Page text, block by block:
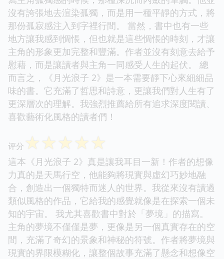
沒有誇張地去渲染孤獨，而是用一種平靜的方式，將
那份孤寂感注入到字裡行間。 當然，書中也有一些
地方讓我感到惆悵，但也就是這些惆悵的時刻，才讓
主角的形象更加完整和豐滿。作者並沒有刻意去給予
慰藉，而是讓讀者與主角一同感受人生的起伏。 總
而言之，《月光浪子 2》是一本需要靜下心來細細品
味的書。它充滿了哲思和詩意，更讓我們對人生有了
更深層次的理解。我強烈推薦給所有追求深度閱讀、
喜歡藝術化風格的讀者們！
评分 ☆☆☆☆☆
這本《月光浪子 2》真是讓我耳目一新！作者的想像
力真的是天馬行空，他能夠將現實與虛幻巧妙地融
合，創造出一個獨特而迷人的世界。我從來沒有讀過
類似風格的作品，它給我的感覺就像是在探索一個未
知的宇宙。 我尤其喜歡書中對於「夢境」的描寫。
主角的夢境不僅僅是夢，更像是另一個真實存在的空
間，充滿了奇幻的景象和神秘的符號。作者將夢境與
現實的界限模糊化，讓整個故事充滿了懸念和想像空